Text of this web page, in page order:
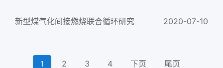
新型煤气化间接燃烧联合循环研究 2020-07-10
1 2 3 4 下页 尾页